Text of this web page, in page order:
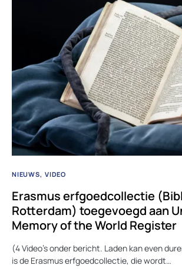
NIEUWS VIDEO
Erasmus erfgoedcollectie
Rotterdam) toegevoegd aan
Memory of the World Register
(4 Video’s onder bericht. Laden kan even
is de Erasmus erfgoedcollectie, die wordt…